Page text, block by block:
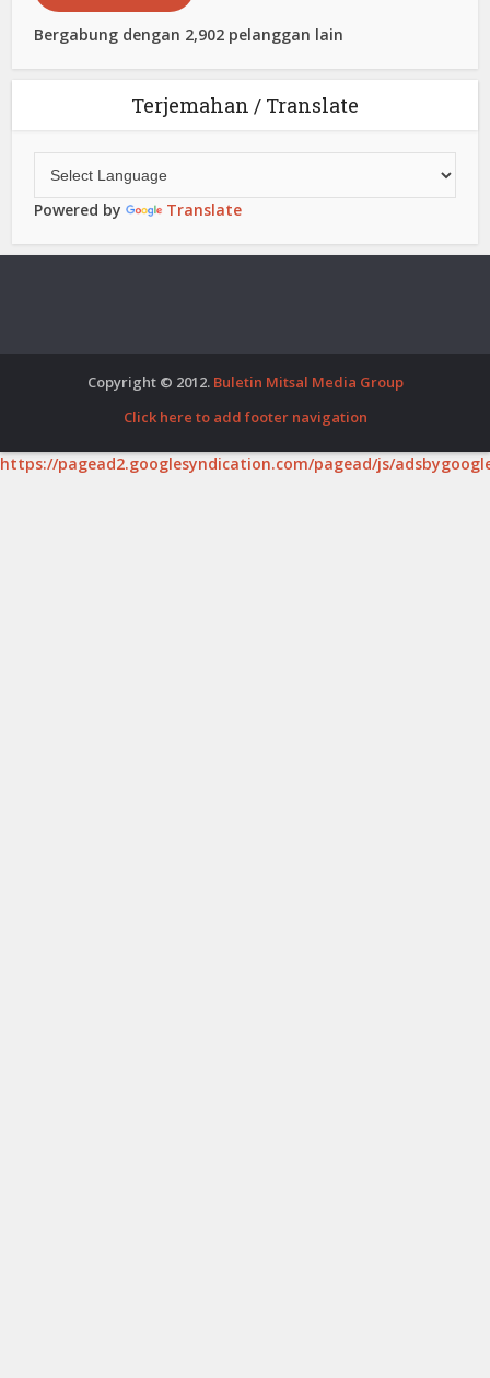
Bergabung dengan 2,902 pelanggan lain
Terjemahan / Translate
Powered by Translate
Copyright © 2012. Buletin Mitsal Media Group
Click here to add footer navigation
https://pagead2.googlesyndication.com/pagead/js/